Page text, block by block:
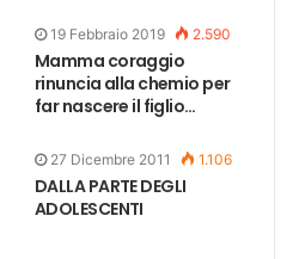
19 Febbraio 2019 2.590
Mamma coraggio
rinuncia alla chemio per
far nascere il figlio…
27 Dicembre 2011 1.106
DALLA PARTE DEGLI
ADOLESCENTI